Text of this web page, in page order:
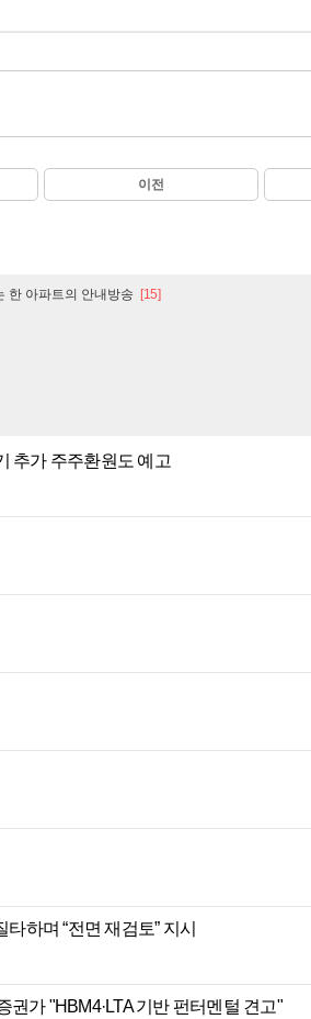
이전
한 아파트의 안내방송 [15]
추가 주주환원도 예고
하며 “전면 재검토” 지시
가 "HBM4·LTA 기반 펀터멘털 견고"